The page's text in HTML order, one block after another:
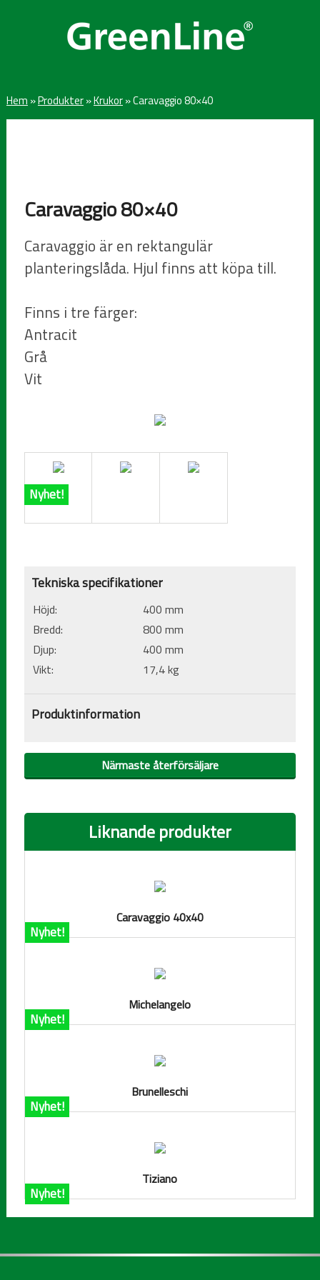
Hem »Produkter»Krukor»Caravaggio 80×40
Caravaggio 80×40
Caravaggio är en rektangulär
planteringslåda. Hjul finns att köpa till.
Finns i tre färger:
Antracit
Grå
Vit
Nyhet!
Tekniska specifikationer
Höjd:
400 mm
Bredd:
800 mm
Djup:
400 mm
Vikt:
17,4 kg
Produktinformation
Närmaste återförsäljare
Liknande produkter
Caravaggio 40x40
Nyhet!
Michelangelo
Nyhet!
Brunelleschi
Nyhet!
Tiziano
Nyhet!